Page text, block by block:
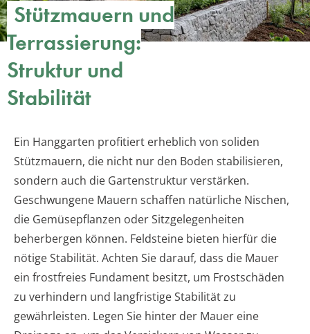
Stützmauern und
Terrassierung:
Struktur und
Stabilität
Ein Hanggarten profitiert erheblich von soliden
Stützmauern, die nicht nur den Boden stabilisieren,
sondern auch die Gartenstruktur verstärken.
Geschwungene Mauern schaffen natürliche Nischen,
die Gemüsepflanzen oder Sitzgelegenheiten
beherbergen können. Feldsteine bieten hierfür die
nötige Stabilität. Achten Sie darauf, dass die Mauer
ein frostfreies Fundament besitzt, um Frostschäden
zu verhindern und langfristige Stabilität zu
gewährleisten. Legen Sie hinter der Mauer eine